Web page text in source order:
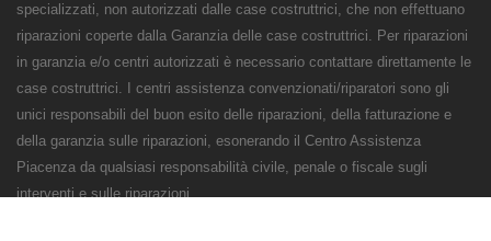
specializzati, non autorizzati dalle case costruttrici, che non effettuano
riparazioni coperte dalla Garanzia delle case costruttrici. Per riparazioni
in garanzia e/o centri autorizzati è necessario contattare direttamente le
case costruttrici. I centri assistenza convenzionati/riparatori sono gli
unici responsabili del buon esito delle riparazioni, della fatturazione e
della garanzia sulle riparazioni, esonerando il Centro Assistenza
Piacenza da qualsiasi responsabilità civile, penale o fiscale sugli
interventi e sulle riparazioni.